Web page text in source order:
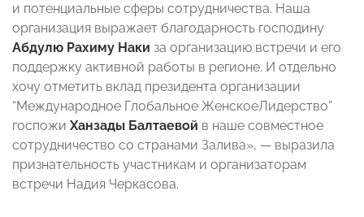
и потенциальные сферы сотрудничества. Наша
организация выражает благодарность господину
Абдулю Рахиму Наки за организацию встречи и его
поддержку активной работы в регионе. И отдельно
хочу отметить вклад президента организации
“Международное Глобальное ЖенскоеЛидерство”
госпожи Ханзады Балтаевой в наше совместное
сотрудничество со странами Залива», — выразила
признательность участникам и организаторам
встречи Надия Черкасова.